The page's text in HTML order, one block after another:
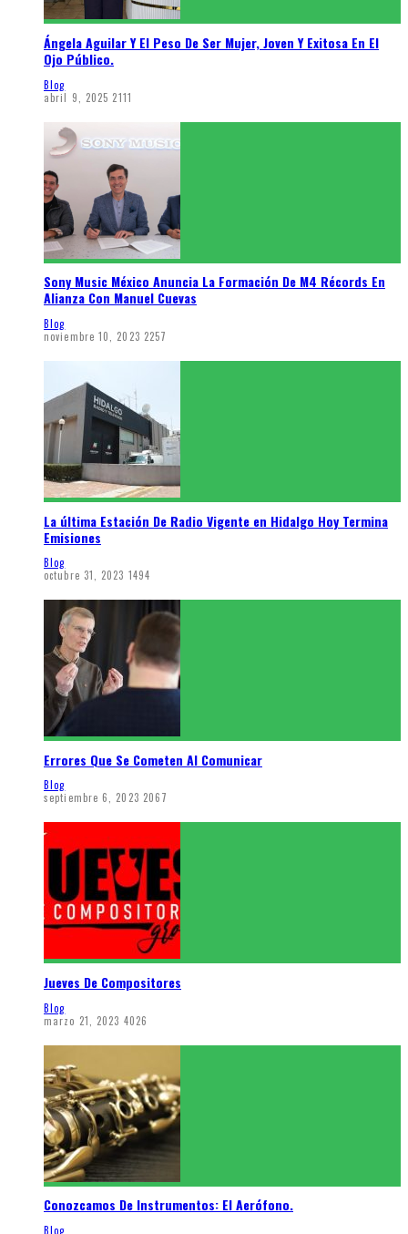
Ángela Aguilar Y El Peso De Ser Mujer, Joven Y Exitosa En El
Ojo Público.
Blog
abril 9, 2025 2111
Sony Music México Anuncia La Formación De M4 Récords En
Alianza Con Manuel Cuevas
Blog
noviembre 10, 2023 2257
La última Estación De Radio Vigente en Hidalgo Hoy Termina
Emisiones
Blog
octubre 31, 2023 1494
Errores Que Se Cometen Al Comunicar
Blog
septiembre 6, 2023 2067
Jueves De Compositores
Blog
marzo 21, 2023 4026
Conozcamos De Instrumentos: El Aerófono.
Blog